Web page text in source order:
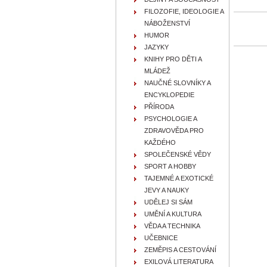
FILOZOFIE, IDEOLOGIE A
NÁBOŽENSTVÍ
HUMOR
JAZYKY
KNIHY PRO DĚTI A
MLÁDEŽ
NAUČNÉ SLOVNÍKY A
ENCYKLOPEDIE
PŘÍRODA
PSYCHOLOGIE A
ZDRAVOVĚDA PRO
KAŽDÉHO
SPOLEČENSKÉ VĚDY
SPORT A HOBBY
TAJEMNÉ A EXOTICKÉ
JEVY A NAUKY
UDĚLEJ SI SÁM
UMĚNÍ A KULTURA
VĚDA A TECHNIKA
UČEBNICE
ZEMĚPIS A CESTOVÁNÍ
EXILOVÁ LITERATURA